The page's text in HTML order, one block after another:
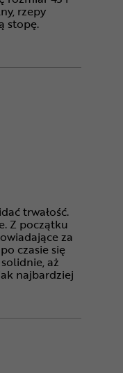
rzepy
stopę.
trwałość.
Z początku
za
czasie się
aż
najbardziej